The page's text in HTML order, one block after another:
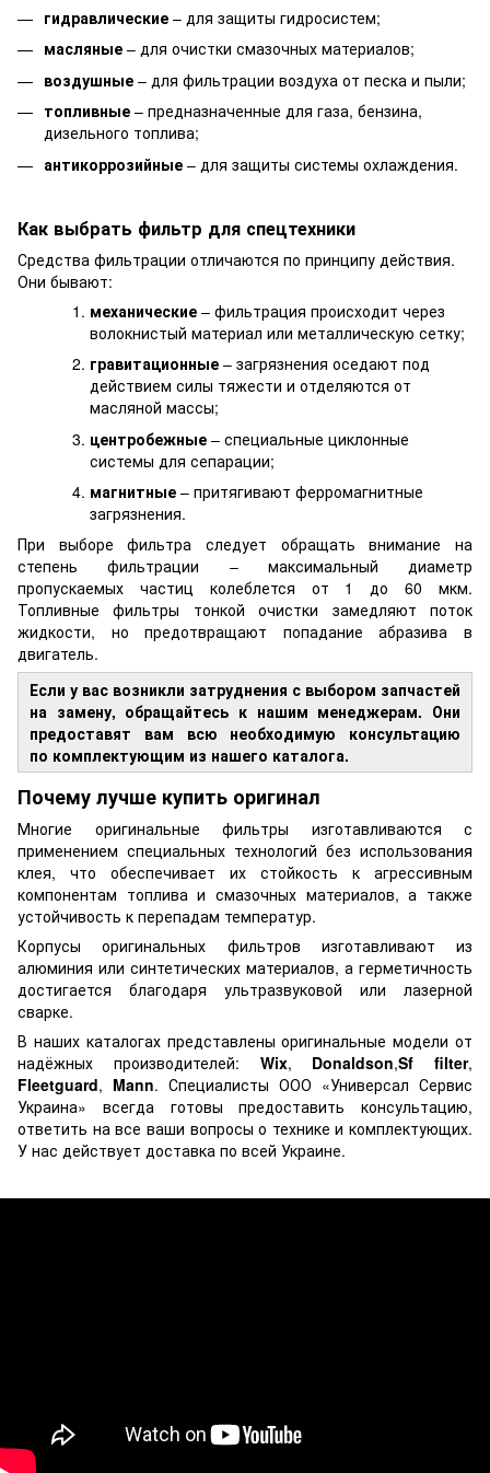
гидравлические – для защиты гидросистем;
масляные – для очистки смазочных материалов;
воздушные – для фильтрации воздуха от песка и пыли;
топливные – предназначенные для газа, бензина,
дизельного топлива;
антикоррозийные – для защиты системы охлаждения.
Как выбрать фильтр для спецтехники
Средства фильтрации отличаются по принципу действия.
Они бывают:
механические – фильтрация происходит через
волокнистый материал или металлическую сетку;
гравитационные – загрязнения оседают под
действием силы тяжести и отделяются от
масляной массы;
центробежные – специальные циклонные
системы для сепарации;
магнитные – притягивают ферромагнитные
загрязнения.
При выборе фильтра следует обращать внимание на
степень фильтрации – максимальный диаметр
пропускаемых частиц колеблется от 1 до 60 мкм.
Топливные фильтры тонкой очистки замедляют поток
жидкости, но предотвращают попадание абразива в
двигатель.
Если у вас возникли затруднения с выбором запчастей
на замену, обращайтесь к нашим менеджерам. Они
предоставят вам всю необходимую консультацию
по комплектующим из нашего каталога.
Почему лучше купить оригинал
Многие оригинальные фильтры изготавливаются с
применением специальных технологий без использования
клея, что обеспечивает их стойкость к агрессивным
компонентам топлива и смазочных материалов, а также
устойчивость к перепадам температур.
Корпусы оригинальных фильтров изготавливают из
алюминия или синтетических материалов, а герметичность
достигается благодаря ультразвуковой или лазерной
сварке.
В наших каталогах представлены оригинальные модели от
надёжных производителей: Wix, Donaldson,Sf filter,
Fleetguard, Mann. Специалисты ООО «Универсал Сервис
Украина» всегда готовы предоставить консультацию,
ответить на все ваши вопросы о технике и комплектующих.
У нас действует доставка по всей Украине.